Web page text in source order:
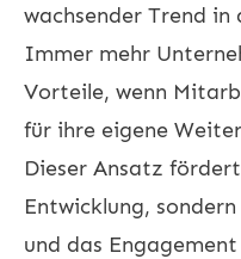
wachsender Trend
Immer mehr
Vorteile, wenn
für ihre eigene
Dieser Ansatz
Entwicklung,
und das